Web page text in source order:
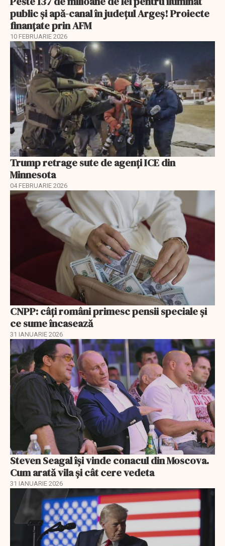
public și apă-canal în județul Argeș! Proiecte
finanțate prin AFM
10 FEBRUARIE 2026
Trump retrage sute de agenți ICE din
Minnesota
04 FEBRUARIE 2026
CNPP: câți români primesc pensii speciale și
ce sume încasează
31 IANUARIE 2026
Steven Seagal își vinde conacul din Moscova.
Cum arată vila și cât cere vedeta
31 IANUARIE 2026